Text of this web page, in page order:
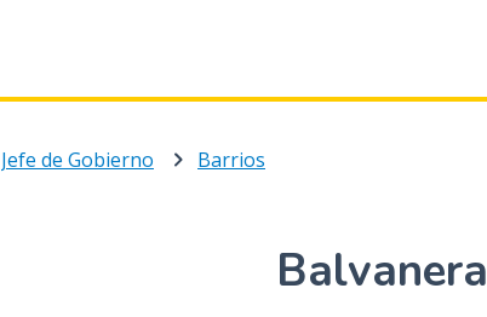
a
n
Jefe de Gobierno Barrios
Balvanera